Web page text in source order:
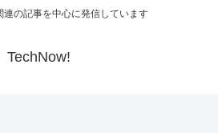
連の記事を中心に発信しています
TechNow!